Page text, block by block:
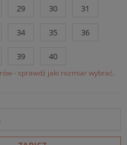
29 30 31
34 35 36
39 40
- sprawdź jaki rozmiar wybrać.